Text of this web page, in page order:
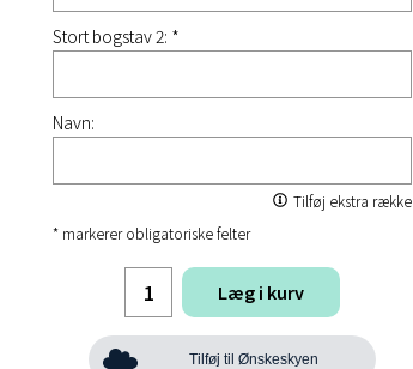
Stort bogstav 2: *
Navn:
Tilføj ekstra række
* markerer obligatoriske felter
Læg i kurv
Tilføj til Ønskeskyen